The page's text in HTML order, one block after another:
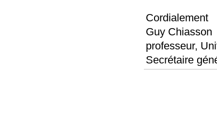
Cordialement
Guy Chiasson
professeur,
Secrétaire